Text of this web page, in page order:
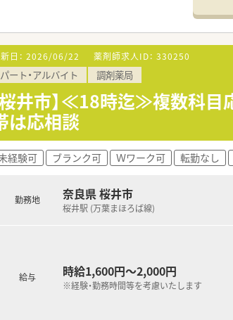
■就業中・入社後のお悩みやご相談
■週20時間～社会保険に加入して
■年次有給休暇、夏季休暇、慶弔休
■勤務期間により産休育休取得も可能
■慶弔金の支給、福利厚生倶楽部（リ
日： 2026/06/22 薬剤師求人ID： 330250
パート・アルバイト 調剤薬局
桜井市】≪18時迄≫複数科目
は応相談
経験可 ブランク可 Ｗワーク可 転勤なし
勤務地 奈良県 桜井市
桜井駅 (万葉まほろば線)
給与 時給1,600円～2,000円
※経験・勤務時間等を考慮いたします